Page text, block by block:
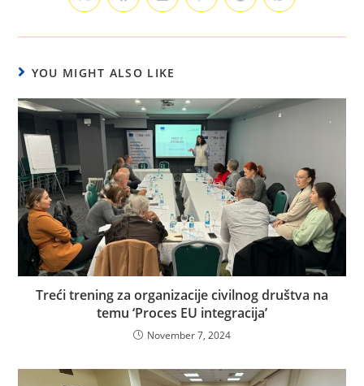
YOU MIGHT ALSO LIKE
Treći trening za organizacije civilnog društva na
temu ‘Proces EU integracija’
November 7, 2024